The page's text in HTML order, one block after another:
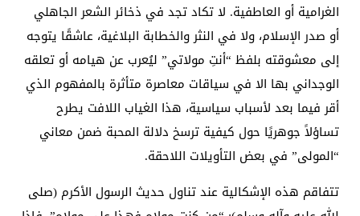
الغرامية أو العاطفية. لا تكاد تجد في ذخائر الشعر الجاهلي
أو صدر الإسلام، ولا في النثر والخطابة البلاغية، عاشقًا يتوجه
إلى معشوقته بلفظ “أنتِ مولاتي” ليُعرب عن هيامه أو تعلقه
الوجداني بها الا في سياقات معاصرة متأثرة بالمفهوم الذي
أقر فيما بعد لأسباب سياسية، هذا الغياب اللافت يطرح
تساؤلاً جوهريًا حول كيفية ترسخ دلالة المحبة ضمن معاني
“المولى” في بعض التأويلات اللاحقة.
تتفاقم هذه الإشكالية عند تناول حديث الرسول الأكرم (صلى